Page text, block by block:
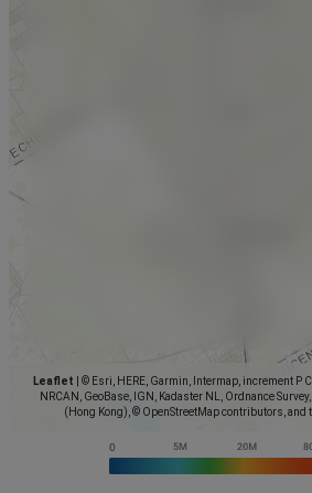
Leaflet
© Esri, HERE, Garmin, Intermap, increment P
NRCAN, GeoBase, IGN, Kadaster NL, Ordnance
(Hong Kong), © OpenStreetMap contributors, and